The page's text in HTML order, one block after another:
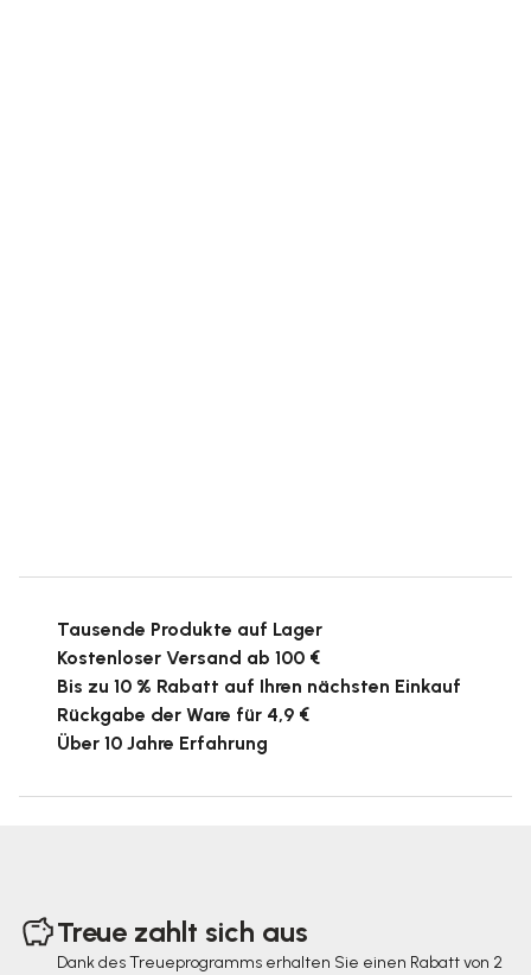
Tausende Produkte auf Lager
Kostenloser Versand ab 100 €
Bis zu 10 % Rabatt auf Ihren nächsten Einkauf
Rückgabe der Ware für 4,9 €
Über 10 Jahre Erfahrung
Treue zahlt sich aus
Dank des Treueprogramms erhalten Sie einen Rabatt von 2